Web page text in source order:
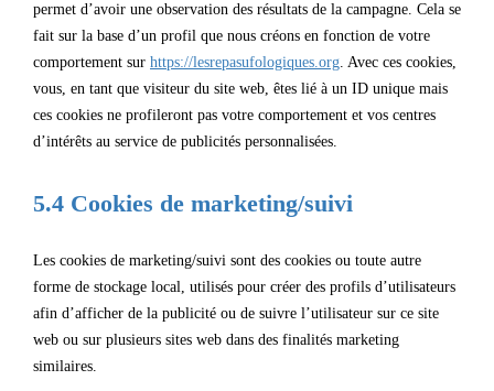
permet d’avoir une observation des résultats de la campagne. Cela se
fait sur la base d’un profil que nous créons en fonction de votre
comportement sur https://lesrepasufologiques.org. Avec ces cookies,
vous, en tant que visiteur du site web, êtes lié à un ID unique mais
ces cookies ne profileront pas votre comportement et vos centres
d’intérêts au service de publicités personnalisées.
5.4 Cookies de marketing/suivi
Les cookies de marketing/suivi sont des cookies ou toute autre
forme de stockage local, utilisés pour créer des profils d’utilisateurs
afin d’afficher de la publicité ou de suivre l’utilisateur sur ce site
web ou sur plusieurs sites web dans des finalités marketing
similaires.